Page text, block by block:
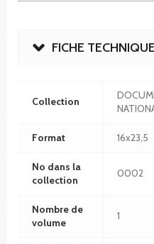
FICHE TECHNIQUE
Collection
Format 16x23,5
No dans la
collection
0002
Nombre de
volume
1